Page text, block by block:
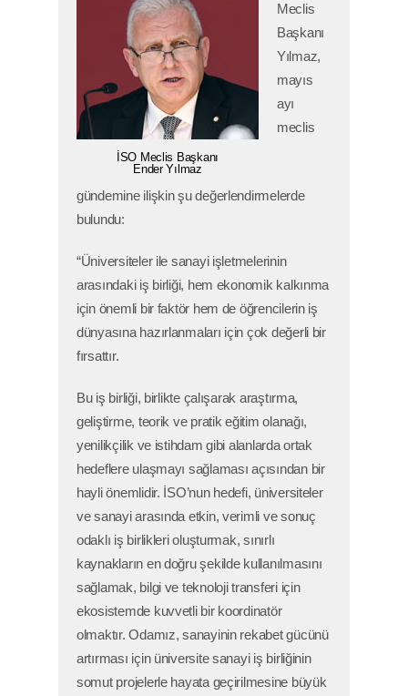
İSO Meclis Başkanı
Ender Yılmaz
Meclis
Başkanı
Yılmaz,
mayıs
ayı
meclis
gündemine ilişkin şu değerlendirmelerde
bulundu:
“Üniversiteler ile sanayi işletmelerinin
arasındaki iş birliği, hem ekonomik kalkınma
için önemli bir faktör hem de öğrencilerin iş
dünyasına hazırlanmaları için çok değerli bir
fırsattır.
Bu iş birliği, birlikte çalışarak araştırma,
geliştirme, teorik ve pratik eğitim olanağı,
yenilikçilik ve istihdam gibi alanlarda ortak
hedeflere ulaşmayı sağlaması açısından bir
hayli önemlidir. İSO’nun hedefi, üniversiteler
ve sanayi arasında etkin, verimli ve sonuç
odaklı iş birlikleri oluşturmak, sınırlı
kaynakların en doğru şekilde kullanılmasını
sağlamak, bilgi ve teknoloji transferi için
ekosistemde kuvvetli bir koordinatör
olmaktır. Odamız, sanayinin rekabet gücünü
artırması için üniversite sanayi iş birliğinin
somut projelerle hayata geçirilmesine büyük